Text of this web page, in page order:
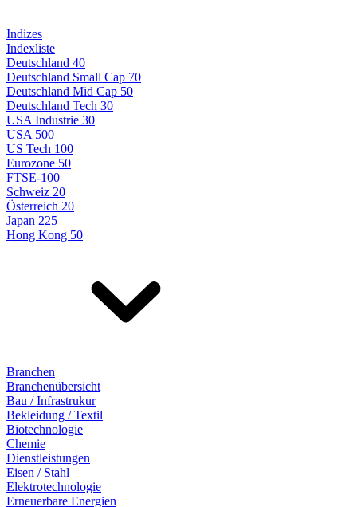
Indizes
Indexliste
Deutschland 40
Deutschland Small Cap 70
Deutschland Mid Cap 50
Deutschland Tech 30
USA Industrie 30
USA 500
US Tech 100
Eurozone 50
FTSE-100
Schweiz 20
Österreich 20
Japan 225
Hong Kong 50
Branchen
Branchenübersicht
Bau / Infrastrukur
Bekleidung / Textil
Biotechnologie
Chemie
Dienstleistungen
Eisen / Stahl
Elektrotechnologie
Erneuerbare Energien